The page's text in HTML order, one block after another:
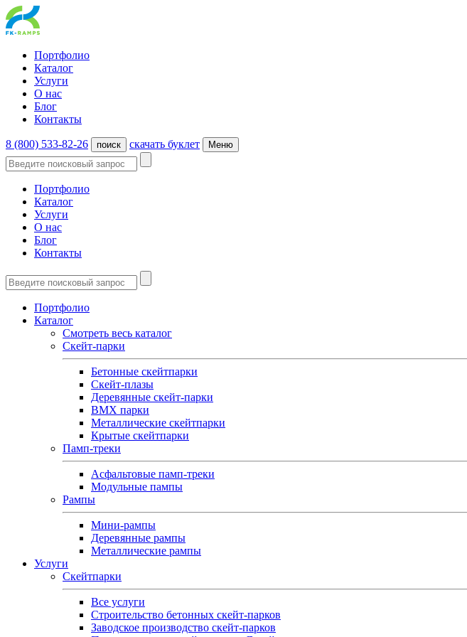
Портфолио
Каталог
Услуги
О нас
Блог
Контакты
8 (800) 533-82-26 поиск cкачать буклет Меню
Портфолио
Каталог
Услуги
О нас
Блог
Контакты
Портфолио
Каталог
Смотреть весь каталог
Скейт-парки
Бетонные скейтпарки
Скейт‑плазы
Деревянные скейт‑парки
BMX парки
Металлические скейтпарки
Крытые скейтпарки
Памп-треки
Асфальтовые памп‑треки
Модульные пампы
Рампы
Мини-рампы
Деревянные рампы
Металлические рампы
Услуги
Скейтпарки
Все услуги
Строительство бетонных скейт-парков
Заводское производство скейт-парков